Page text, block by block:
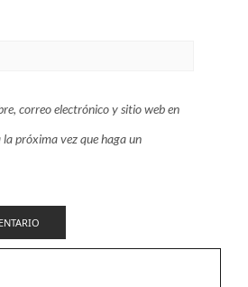
correo electrónico y sitio web en
próxima vez que haga un